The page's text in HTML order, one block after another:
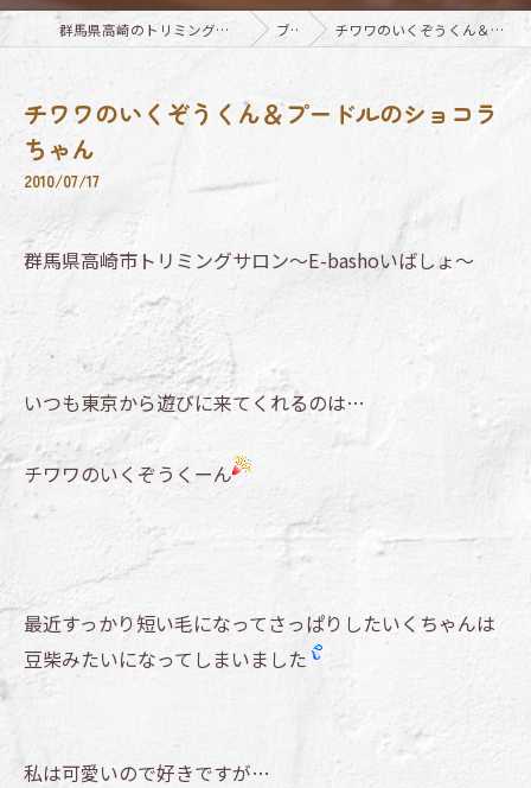
群馬県高崎のトリミングならTrimming Salon E-basho ブログ チワワのいくぞうくん＆プードルのショコラちゃん
チワワのいくぞうくん＆プードルのショコラ
ちゃん
2010/07/17
群馬県高崎市トリミングサロン～E-bashoいばしょ～
いつも東京から遊びに来てくれるのは…
チワワのいくぞうくーん
最近すっかり短い毛になってさっぱりしたいくちゃんは
豆柴みたいになってしまいました
私は可愛いので好きですが…